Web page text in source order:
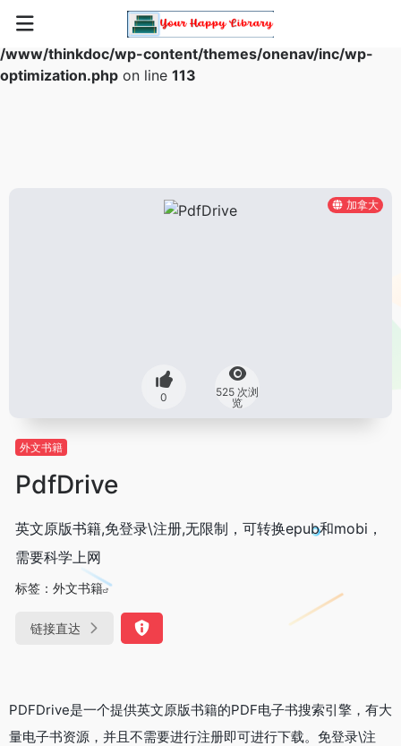
Warning
: Array to string conversion in
/www/thinkdoc/wp-content/themes/onenav/inc/wp-
optimization.php on line 113
加拿大
0
525 次浏
览
外文书籍
PdfDrive
英文原版书籍,免登录\注册,无限制，可转换epub和mobi，
需要科学上网
标签： 外文书籍
链接直达
PDFDrive是一个提供英文原版书籍的PDF电子书搜索引擎，有大
量电子书资源，并且不需要进行注册即可进行下载。免登录\注